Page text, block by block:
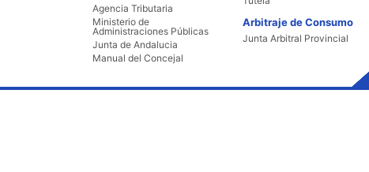
Agencia Tributaria
Ministerio de
Administraciones Públicas
Junta de Andalucia
Manual del Concejal
Arbitraje de Consumo
Junta Arbitral Provincial